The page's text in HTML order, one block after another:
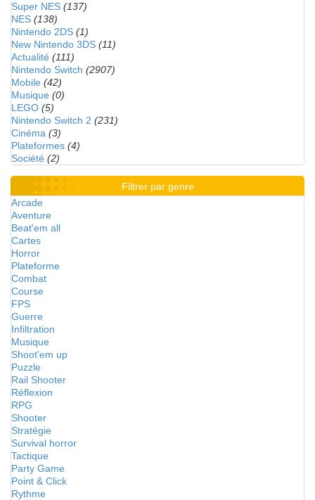
Super NES (137)
NES (138)
Nintendo 2DS (1)
New Nintendo 3DS (11)
Actualité (111)
Nintendo Switch (2907)
Mobile (42)
Musique (0)
LEGO (5)
Nintendo Switch 2 (231)
Cinéma (3)
Plateformes (4)
Société (2)
Filtrer par genre
Arcade
Aventure
Beat'em all
Cartes
Horror
Plateforme
Combat
Course
FPS
Guerre
Infiltration
Musique
Shoot'em up
Puzzle
Rail Shooter
Réflexion
RPG
Shooter
Stratégie
Survival horror
Tactique
Party Game
Point & Click
Rythme